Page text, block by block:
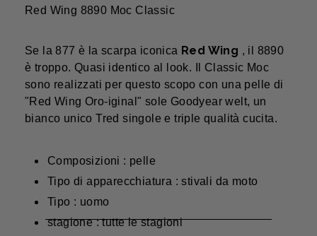
Red Wing 8890 Moc Classic
Se la 877 è la scarpa iconica Red Wing , il 8890
è troppo. Quasi identico al look. Il Classic Moc
sono realizzati per questo scopo con una pelle di
"Red Wing Oro-iginal" sole Goodyear welt, un
bianco unico Tred singole e triple qualità cucita.
Composizioni : pelle
Tipo di apparecchiatura : stivali da moto
Tipo : uomo
stagione : tutte le stagioni